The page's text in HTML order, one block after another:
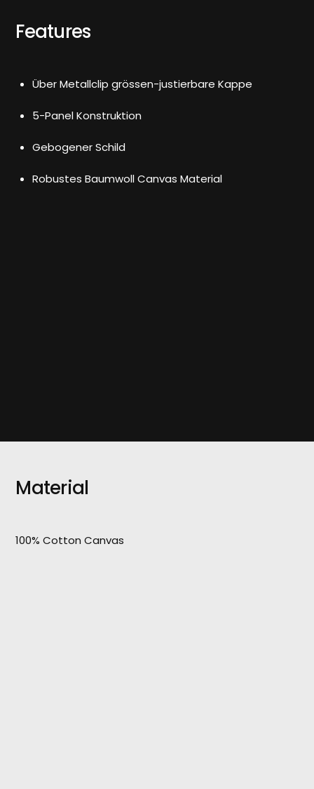
Features
Über Metallclip grössen-justierbare Kappe
5-Panel Konstruktion
Gebogener Schild
Robustes Baumwoll Canvas Material
Material
100% Cotton Canvas